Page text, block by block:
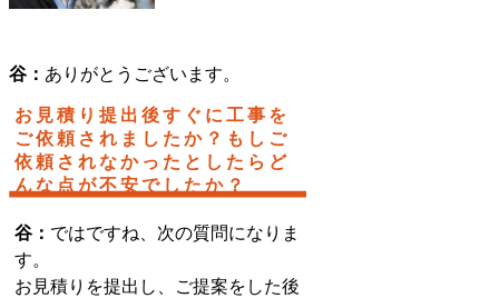
谷： ありがとうございます。
お見積り提出後すぐに工事を
ご依頼されましたか？もしご
依頼されなかったとしたらど
んな点が不安でしたか？
谷： ではですね、次の質問になりま
す。
お見積りを提出し、ご提案をした後